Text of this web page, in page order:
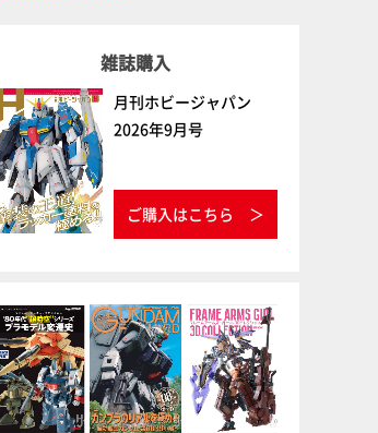
KONG2」など最新メカアイテム
展示レポート【Side B】
雑誌購入
月刊ホビージャパン
2026年9月号
ご購入はこちら